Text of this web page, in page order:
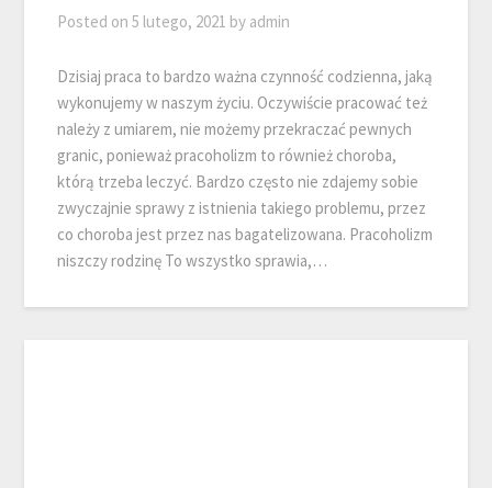
Posted on5 lutego, 2021 by admin
Dzisiaj praca to bardzo ważna czynność codzienna, jaką
wykonujemy w naszym życiu. Oczywiście pracować też
należy z umiarem, nie możemy przekraczać pewnych
granic, ponieważ pracoholizm to również choroba,
którą trzeba leczyć. Bardzo często nie zdajemy sobie
zwyczajnie sprawy z istnienia takiego problemu, przez
co choroba jest przez nas bagatelizowana. Pracoholizm
niszczy rodzinę To wszystko sprawia,…